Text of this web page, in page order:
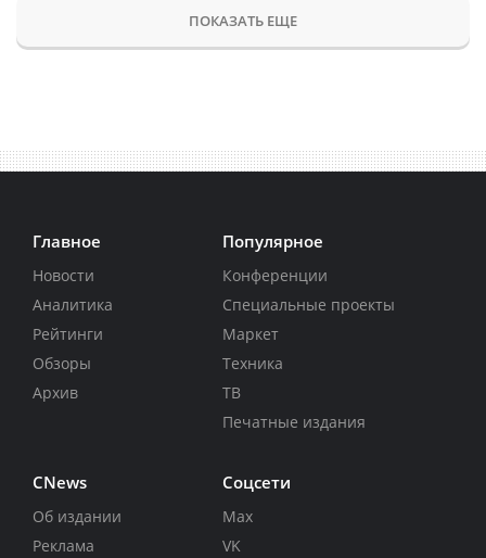
ПОКАЗАТЬ ЕЩЕ
Главное
Новости
Аналитика
Рейтинги
Обзоры
Архив
Популярное
Конференции
Специальные проекты
Маркет
Техника
ТВ
Печатные издания
CNews
Об издании
Реклама
Соцсети
Max
VK